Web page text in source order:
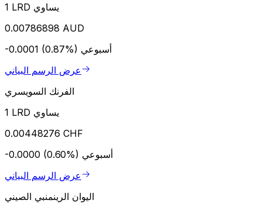
1 LRD يساوي
0.00786898 AUD
-0.0001 (0.87%) أسبوعي
عرض الرسم البياني
الفرنك السويسري
1 LRD يساوي
0.00448276 CHF
-0.0000 (0.60%) أسبوعي
عرض الرسم البياني
اليوان الرينمنبي الصيني